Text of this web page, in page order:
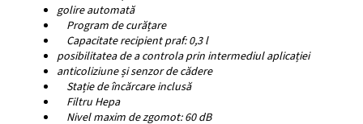
golire automată
Program de curățare
Capacitate recipient praf: 0,3 l
posibilitatea de a controla prin intermediul aplicației
anticoliziune și senzor de cădere
Stație de încărcare inclusă
Filtru Hepa
Nivel maxim de zgomot: 60 dB